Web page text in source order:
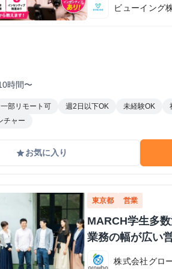
ビューイング
時間〜
一部リモート可 週2日以下OK 未経験OK
チャー
gradeお気に入り
東京都 営業
MARCH学生多
業務の幅が広い
株式会社グロ